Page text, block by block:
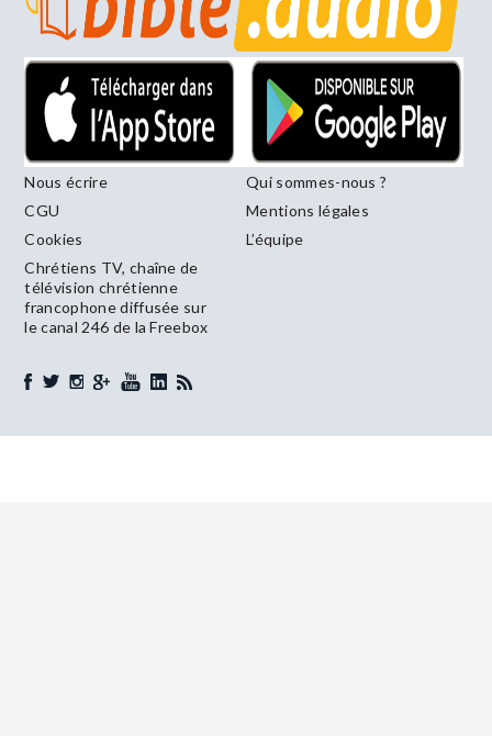
Nous écrire
Qui sommes-nous ?
CGU
Mentions légales
Cookies
L’équipe
Chrétiens TV, chaîne de
télévision chrétienne
francophone diffusée sur
le canal 246 de la Freebox